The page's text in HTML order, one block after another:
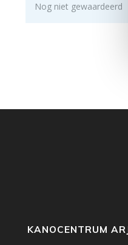
Nog niet gewaardeerd
KANOCENTRUM